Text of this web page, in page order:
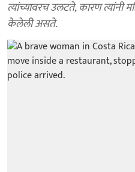
त्यांच्यावरच उलटते, कारण
केलेली असते.